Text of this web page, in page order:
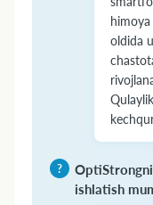
oldida
ishlatish